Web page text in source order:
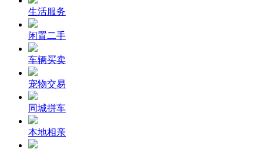
生活服务
闲置二手
车辆买卖
宠物交易
同城拼车
本地相亲